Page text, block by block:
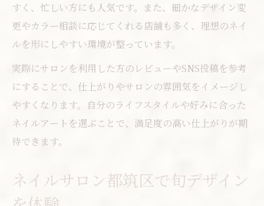
都筑区で駅近ネイルサロンの便利な使い方
ららぽーと横浜ネイルの仕事帰り利用術
ネイル横浜で忙しい方におすすめの店舗選
すく、忙しい方にも人気です。また、細かなデザイン変
更やカラー相談に応じてくれる店舗も多く、理想のネイ
ルを形にしやすい環境が整っています。
実際にサロンを利用した方のレビューやSNS投稿を参考
にすることで、仕上がりやサロンの雰囲気をイメージし
やすくなります。自分のライフスタイルや好みに合った
ネイルアートを選ぶことで、満足度の高い仕上がりが期
待できます。
ネイルサロン都筑区で旬デザイン